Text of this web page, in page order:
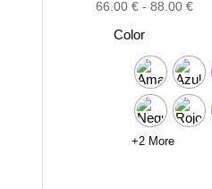
66.00 € - 88.00 €
Color
+2 More